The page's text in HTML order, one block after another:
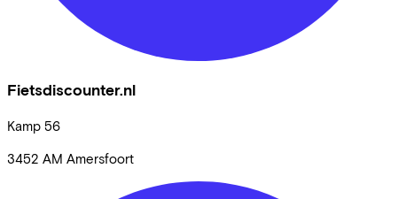
Fietsdiscounter.nl
Kamp 56
3452 AM Amersfoort